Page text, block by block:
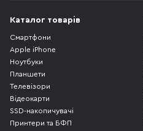
Каталог товарів
Смартфони
Apple iPhone
Ноутбуки
Планшети
Телевізори
Відеокарти
SSD-накопичувачі
Принтери та БФП